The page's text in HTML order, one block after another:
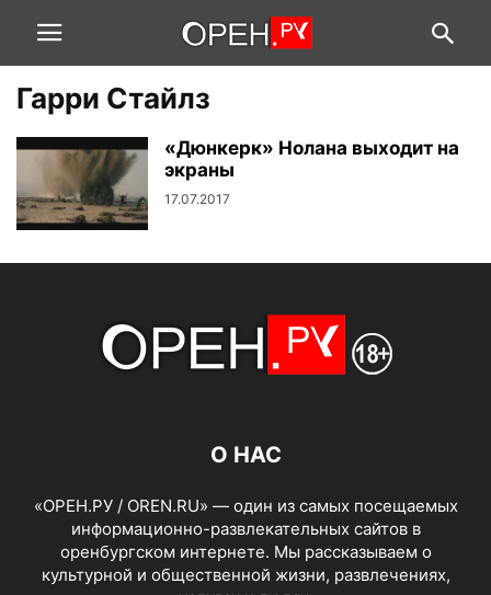
Гарри Стайлз
«Дюнкерк» Нолана выходит на
экраны
17.07.2017
О НАС
«ОРЕН.РУ / OREN.RU» — один из самых посещаемых
информационно-развлекательных сайтов в
оренбургском интернете. Мы рассказываем о
культурной и общественной жизни, развлечениях,